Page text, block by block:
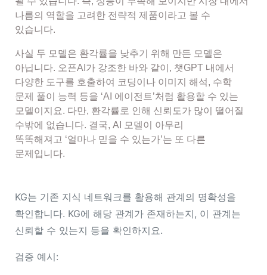
나름의 역할을 고려한 전략적 제품이라고 볼 수
있습니다.
사실 두 모델은 환각률을 낮추기 위해 만든 모델은
아닙니다. 오픈AI가 강조한 바와 같이, 챗GPT 내에서
다양한 도구를 호출하여 코딩이나 이미지 해석, 수학
문제 풀이 능력 등을 ‘AI 에이전트’처럼 활용할 수 있는
모델이지요. 다만, 환각률로 인해 신뢰도가 많이 떨어질
수밖에 없습니다. 결국, AI 모델이 아무리
똑똑해져고 ‘얼마나 믿을 수 있는가’는 또 다른
문제입니다.
KG는 기존 지식 네트워크를 활용해 관계의 명확성을
확인합니다. KG에 해당 관계가 존재하는지, 이 관계는
신뢰할 수 있는지 등을 확인하지요.
검증 예시: